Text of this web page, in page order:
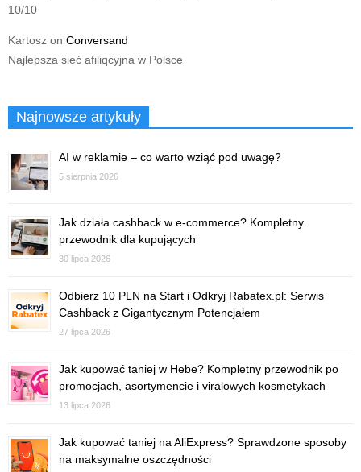
10/10
Kartosz on Conversand
Najlepsza sieć afiliqcyjna w Polsce
Najnowsze artykuły
AI w reklamie – co warto wziąć pod uwagę?
5 sierpnia 2026
Jak działa cashback w e-commerce? Kompletny
przewodnik dla kupujących
30 lipca 2026
Odbierz 10 PLN na Start i Odkryj Rabatex.pl: Serwis
Cashback z Gigantycznym Potencjałem
27 lipca 2026
Jak kupować taniej w Hebe? Kompletny przewodnik po
promocjach, asortymencie i viralowych kosmetykach
13 lipca 2026
Jak kupować taniej na AliExpress? Sprawdzone sposoby
na maksymalne oszczędności